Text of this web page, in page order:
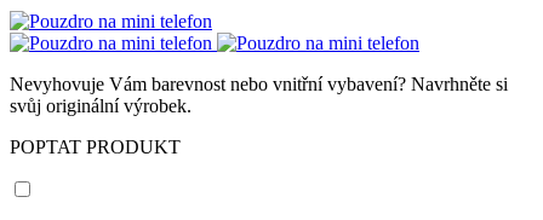
Nevyhovuje Vám barevnost nebo vnitřní vybavení? Navrhněte si
svůj originální výrobek.
POPTAT PRODUKT